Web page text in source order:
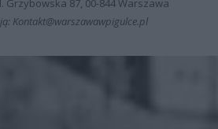
Kontakt@warszawawpigulce.pl